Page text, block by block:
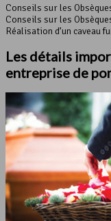
Conseils sur les
Conseils sur les
Réalisation d’un caveau
Les détails
entreprise de